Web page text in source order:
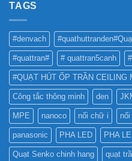
TỐT
?
TAGS
#denvach
#quattran# # quattran5canh
#QUẠT HÚT ỐP TRẦN CEILING
Công tắc thông minh den
MPE nanoco nối chữ i nối
panasonic PHA LED PHA
Quạt Senko chinh hang quạt